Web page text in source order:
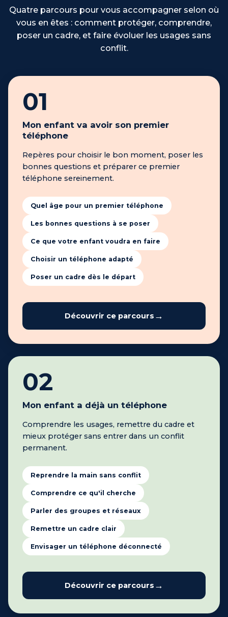
Quatre parcours pour vous accompagner selon où
vous en êtes : comment protéger, comprendre,
poser un cadre, et faire évoluer les usages sans
conflit.
01
Mon enfant va avoir son premier
téléphone
Repères pour choisir le bon moment, poser les
bonnes questions et préparer ce premier
téléphone sereinement.
Quel âge pour un premier téléphone
Les bonnes questions à se poser
Ce que votre enfant voudra en faire
Choisir un téléphone adapté
Poser un cadre dès le départ
Découvrir ce parcours
02
Mon enfant a déjà un téléphone
Comprendre les usages, remettre du cadre et
mieux protéger sans entrer dans un conflit
permanent.
Reprendre la main sans conflit
Comprendre ce qu'il cherche
Parler des groupes et réseaux
Remettre un cadre clair
Envisager un téléphone déconnecté
Découvrir ce parcours